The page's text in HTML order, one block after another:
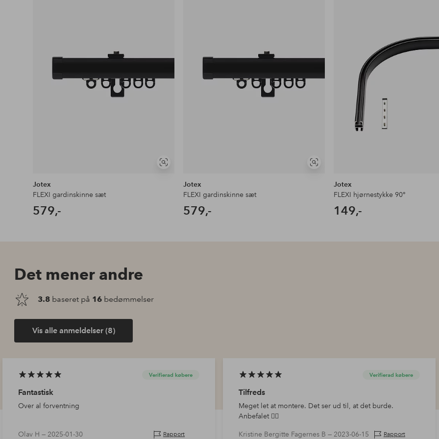
Se
Jotex
FLEXI gardinskinne sæt
579,-
Se
Jotex
FLEXI gardinskinne sæt
579,-
Jotex
FLEXI hjørnestykke 90°
149,-
Det mener andre
3.8 baseret på 16 bedømmelser
Vis alle anmeldelser (8)
Verifierad købere
Fantastisk
Over al forventning
Olav H —2025-01-30 Rapport
Verifierad købere
Tilfreds
Meget let at montere. Det ser ud til, at det burde.
Anbefalet 👌🏼
Kristine Bergitte Fagernes B —2023-06-15 Rapport